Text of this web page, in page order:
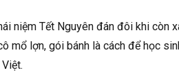
niệm Tết Nguyên đán đôi khi còn
mổ lợn, gói bánh là cách để học